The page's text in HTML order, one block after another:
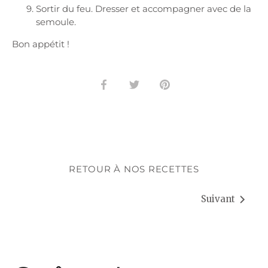
Sortir du feu. Dresser et accompagner avec de la
semoule.
Bon appétit !
PartagerTweeterÉpingler
RETOUR À NOS RECETTES
Suivant